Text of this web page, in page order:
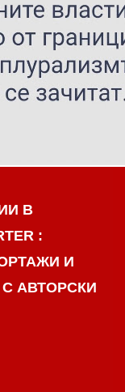
В
:
И
АВТОРСКИ